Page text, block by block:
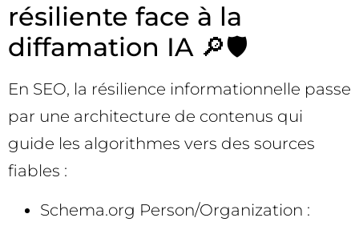
résiliente face à la
diffamation IA 🔎🛡️
En SEO, la résilience informationnelle passe
par une architecture de contenus qui
guide les algorithmes vers des sources
fiables :
Schema.org Person/Organization :